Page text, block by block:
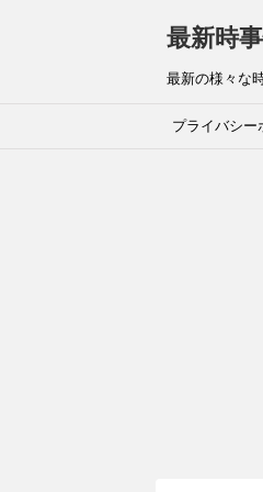
最新時
最新の様々な
プライバシー